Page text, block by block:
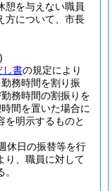
憩を与えない職員
方について、市長
し書の規定により
務時間を割り振
務時間の割振りを
間を置いた場合に
を明示するものと
休日の振替等を行
り、職員に対して